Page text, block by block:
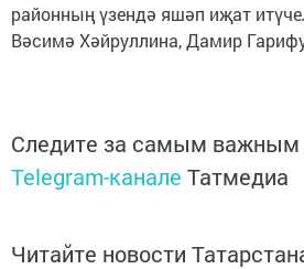
районның үзендә яшәп иҗат
Вәсимә Хәйруллина, Дамир
Следите за самым важным
Telegram-канале Татмедиа
Читайте новости